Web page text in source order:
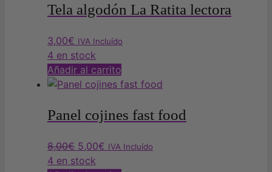
Tela algodón La Ratita lectora
3,00€ IVA Incluído
4 en stock
Añadir al carrito
Panel cojines fast food
8,00€ El
precio
5,00€ El
IVA Incluído
4 en stock